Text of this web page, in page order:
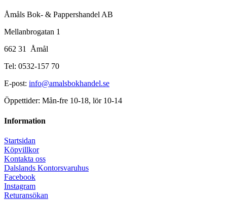
Åmåls Bok- & Pappershandel AB
Mellanbrogatan 1
662 31 Åmål
Tel: 0532-157 70
E-post: info@amalsbokhandel.se
Öppettider: Mån-fre 10-18, lör 10-14
Information
Startsidan
Köpvillkor
Kontakta oss
Dalslands Kontorsvaruhus
Facebook
Instagram
Returansökan